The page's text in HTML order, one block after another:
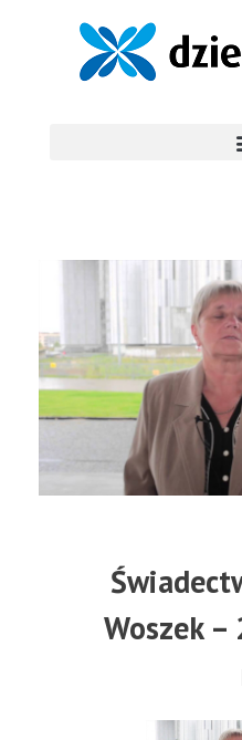
Woszek